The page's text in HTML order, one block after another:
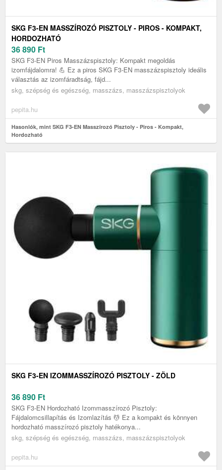
SKG F3-EN MASSZÍROZÓ PISZTOLY - PIROS - KOMPAKT,
HORDOZHATÓ
36 890 Ft
SKG F3-EN Piros Masszázspisztoly: Kompakt megoldás
izomfájdalomra! 💪 Ez a piros SKG F3-EN masszázspisztoly ideális
választás az izomfáradtság, fájd...
skg, szépség és egészség, masszázs, masszázspisztolyok
pepita.hu
Hasonlók, mint SKG F3-EN Masszírozó Pisztoly - Piros - Kompakt,
Hordozható
SKG F3-EN IZOMMASSZÍROZÓ PISZTOLY - ZÖLD
36 890 Ft
SKG F3-EN Hordozható Izommasszírozó Pisztoly:
Fájdalomcsillapítás és Izomlazítás 💆 Ez a kompakt és könnyen
hordozható masszírozó pisztoly hatékonya...
skg, szépség és egészség, masszázs, masszázspisztolyok
pepita.hu